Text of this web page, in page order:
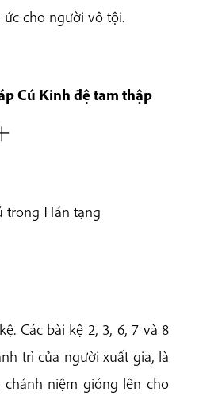
cho người vô tội.
Cú Kinh đệ tam thập
trong Hán tạng
Các bài kệ 2, 3, 6, 7 và 8
trì của người xuất gia, là
niệm gióng lên cho